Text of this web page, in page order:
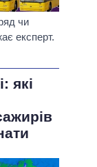
чи
експерт.
які